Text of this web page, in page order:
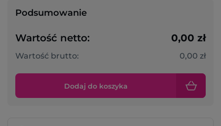
Podsumowanie
Wartość netto: 0,00 zł
Wartość brutto: 0,00 zł
Dodaj do koszyka